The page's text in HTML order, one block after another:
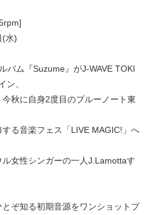
(水)
バム『Suzume』がJ-WAVE TOKI
ン、
秋に自身2度目のブルーノート東
る音楽フェス「LIVE MAGIC!」へ
女性シンガーの一人J.Lamottaす
ぞ知る初期音源をワンショットプ